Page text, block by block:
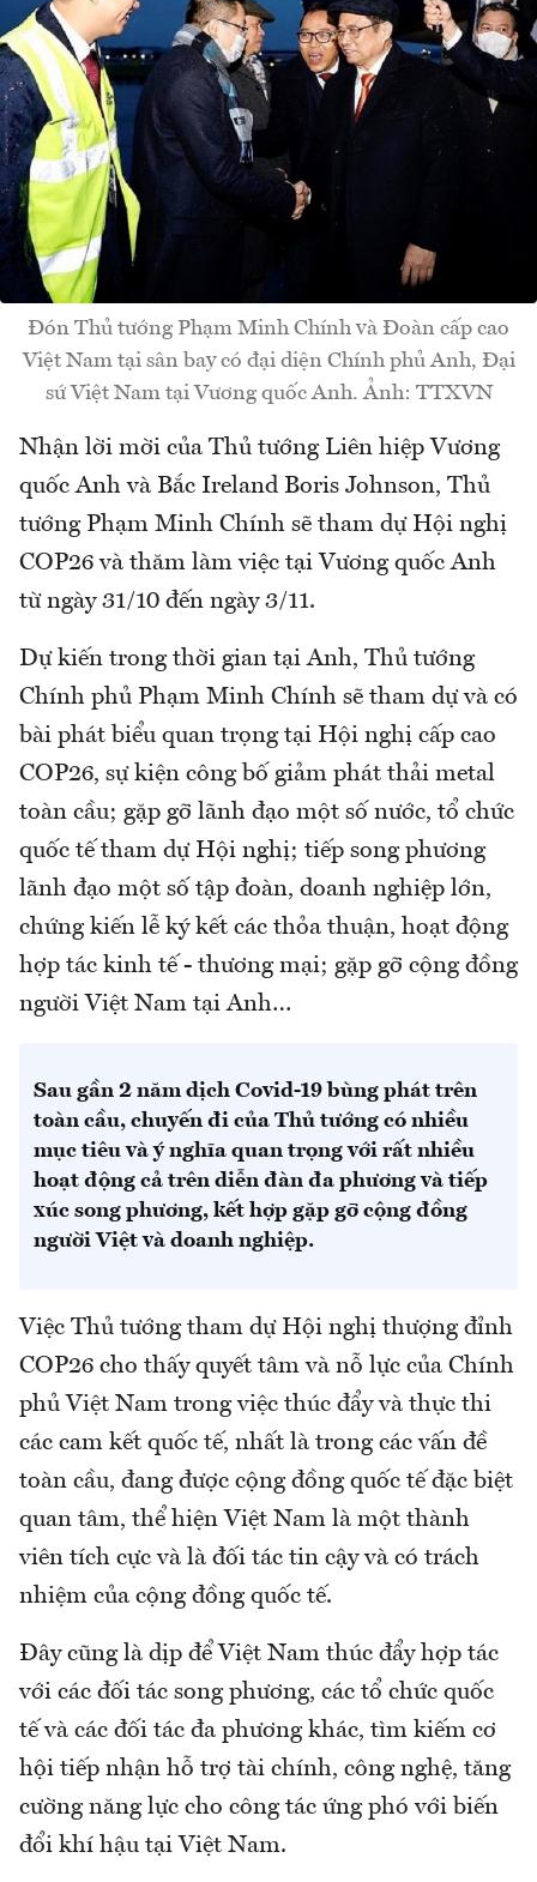
Đón Thủ tướng Phạm Minh Chính và Đoàn cấp cao
Việt Nam tại sân bay có đại diện Chính phủ Anh, Đại
sứ Việt Nam tại Vương quốc Anh. Ảnh: TTXVN
Nhận lời mời của Thủ tướng Liên hiệp Vương
quốc Anh và Bắc Ireland Boris Johnson, Thủ
tướng Phạm Minh Chính sẽ tham dự Hội nghị
COP26 và thăm làm việc tại Vương quốc Anh
từ ngày 31/10 đến ngày 3/11.
Dự kiến trong thời gian tại Anh, Thủ tướng
Chính phủ Phạm Minh Chính sẽ tham dự và có
bài phát biểu quan trọng tại Hội nghị cấp cao
COP26, sự kiện công bố giảm phát thải metal
toàn cầu; gặp gỡ lãnh đạo một số nước, tổ chức
quốc tế tham dự Hội nghị; tiếp song phương
lãnh đạo một số tập đoàn, doanh nghiệp lớn,
chứng kiến lễ ký kết các thỏa thuận, hoạt động
hợp tác kinh tế - thương mại; gặp gỡ cộng đồng
người Việt Nam tại Anh…
Sau gần 2 năm dịch Covid-19 bùng phát trên
toàn cầu, chuyến đi của Thủ tướng có nhiều
mục tiêu và ý nghĩa quan trọng với rất nhiều
hoạt động cả trên diễn đàn đa phương và tiếp
xúc song phương, kết hợp gặp gỡ cộng đồng
người Việt và doanh nghiệp.
Việc Thủ tướng tham dự Hội nghị thượng đỉnh
COP26 cho thấy quyết tâm và nỗ lực của Chính
phủ Việt Nam trong việc thúc đẩy và thực thi
các cam kết quốc tế, nhất là trong các vấn đề
toàn cầu, đang được cộng đồng quốc tế đặc biệt
quan tâm, thể hiện Việt Nam là một thành
viên tích cực và là đối tác tin cậy và có trách
nhiệm của cộng đồng quốc tế.
Đây cũng là dịp để Việt Nam thúc đẩy hợp tác
với các đối tác song phương, các tổ chức quốc
tế và các đối tác đa phương khác, tìm kiếm cơ
hội tiếp nhận hỗ trợ tài chính, công nghệ, tăng
cường năng lực cho công tác ứng phó với biến
đổi khí hậu tại Việt Nam.